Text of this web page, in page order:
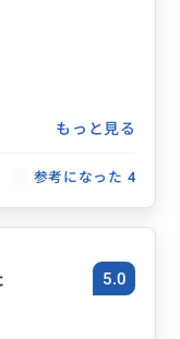
もっと見る
参考になった 4
5.0